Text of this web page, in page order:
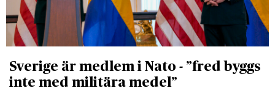
Sverige är medlem i Nato - ”fred byggs
inte med militära medel”